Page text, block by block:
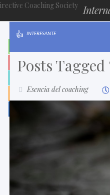
INTERESANTE
Posts Tagged
Esencia del coaching